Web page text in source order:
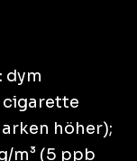
dym
höher);
m³ (5 ppb